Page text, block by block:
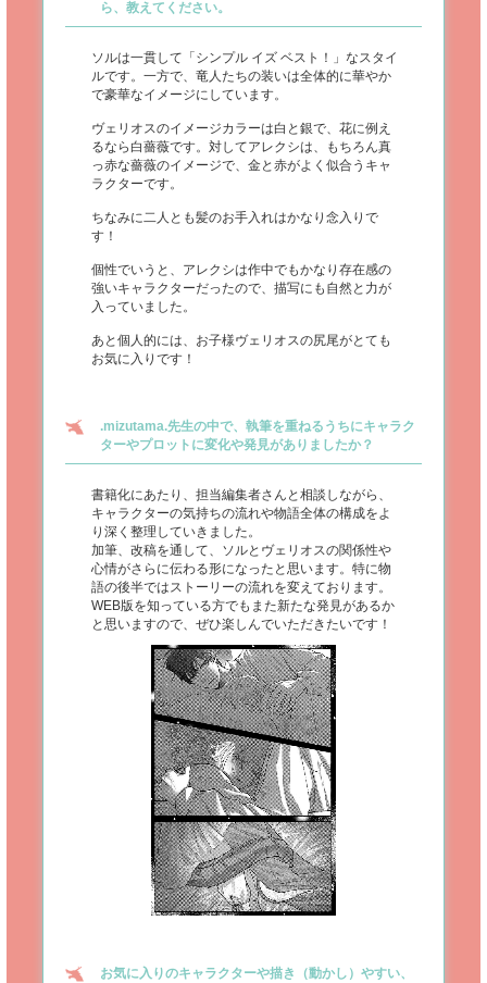
ら、教えてください。
ソルは一貫して「シンプル イズ ベスト！」なスタイ
ルです。一方で、竜人たちの装いは全体的に華やか
で豪華なイメージにしています。
ヴェリオスのイメージカラーは白と銀で、花に例え
るなら白薔薇です。対してアレクシは、もちろん真
っ赤な薔薇のイメージで、金と赤がよく似合うキャ
ラクターです。
ちなみに二人とも髪のお手入れはかなり念入りで
す！
個性でいうと、アレクシは作中でもかなり存在感の
強いキャラクターだったので、描写にも自然と力が
入っていました。
あと個人的には、お子様ヴェリオスの尻尾がとても
お気に入りです！
.mizutama.先生の中で、執筆を重ねるうちにキャラク
ターやプロットに変化や発見がありましたか？
書籍化にあたり、担当編集者さんと相談しながら、
キャラクターの気持ちの流れや物語全体の構成をよ
り深く整理していきました。
加筆、改稿を通して、ソルとヴェリオスの関係性や
心情がさらに伝わる形になったと思います。特に物
語の後半ではストーリーの流れを変えております。
WEB版を知っている方でもまた新たな発見があるか
と思いますので、ぜひ楽しんでいただきたいです！
お気に入りのキャラクターや描き（動かし）やすい、